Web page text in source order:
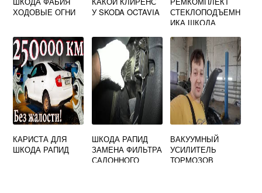
ХОДОВЫЕ ОГНИ
У SKODA OCTAVIA
СТЕКЛОПОДЪЕМН
ИКА ШКОДА
КАРИСТА ДЛЯ
ШКОДА РАПИД
ШКОДА РАПИД
ЗАМЕНА ФИЛЬТРА
САЛОННОГО
ВАКУУМНЫЙ
УСИЛИТЕЛЬ
ТОРМОЗОВ